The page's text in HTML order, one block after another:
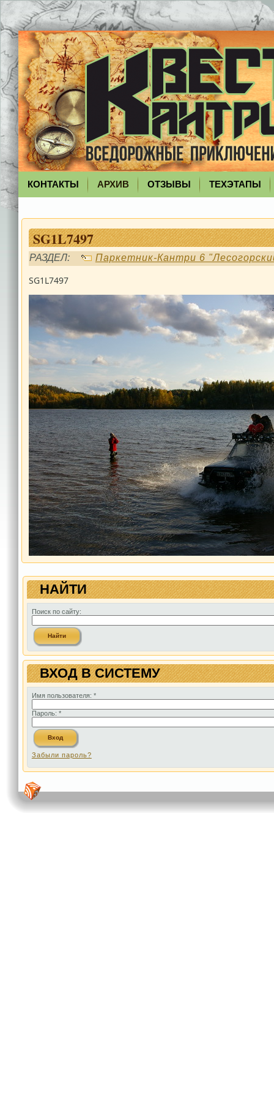
КОНТАКТЫ АРХИВ ОТЗЫВЫ ТЕХЭТАПЫ
SG1L7497
РАЗДЕЛ: Паркетник-Кантри 6
SG1L7497
НАЙТИ
Поиск по сайту:
ВХОД В СИСТЕМУ
Имя пользователя: *
Пароль: *
Забыли пароль?